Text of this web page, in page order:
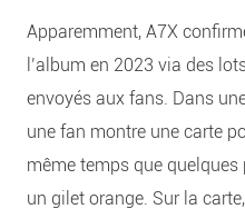
Apparemment, A7X
l’album en 2023 via des
envoyés aux fans. Dans
une fan montre une carte
même temps que
un gilet orange. Sur la